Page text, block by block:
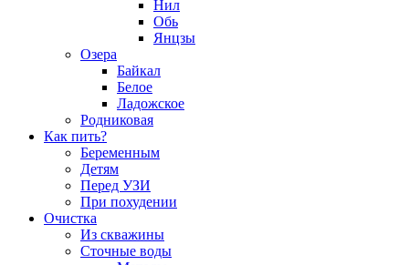
Нил
Обь
Янцзы
Озера
Байкал
Белое
Ладожское
Родниковая
Как пить?
Беременным
Детям
Перед УЗИ
При похудении
Очистка
Из скважины
Сточные воды